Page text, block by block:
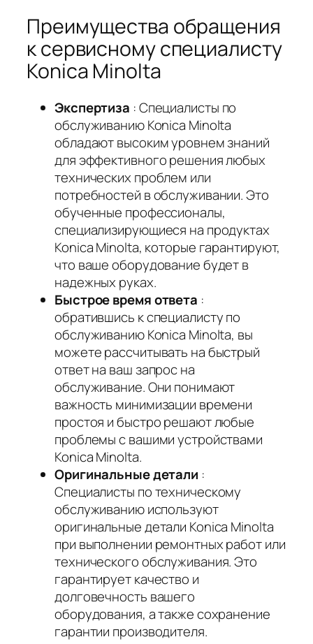
Преимущества обращения
к сервисному специалисту
Konica Minolta
Экспертиза : Специалисты по
обслуживанию Konica Minolta
обладают высоким уровнем знаний
для эффективного решения любых
технических проблем или
потребностей в обслуживании. Это
обученные профессионалы,
специализирующиеся на продуктах
Konica Minolta, которые гарантируют,
что ваше оборудование будет в
надежных руках.
Быстрое время ответа :
обратившись к специалисту по
обслуживанию Konica Minolta, вы
можете рассчитывать на быстрый
ответ на ваш запрос на
обслуживание. Они понимают
важность минимизации времени
простоя и быстро решают любые
проблемы с вашими устройствами
Konica Minolta.
Оригинальные детали :
Специалисты по техническому
обслуживанию используют
оригинальные детали Konica Minolta
при выполнении ремонтных работ или
технического обслуживания. Это
гарантирует качество и
долговечность вашего
оборудования, а также сохранение
гарантии производителя.